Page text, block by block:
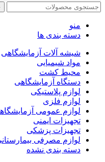
منو
دسته بندی ها
شیشه آلات آزمایشگاهی
مواد شیمیایی
محیط کشت
دستگاه آزمایشگاهی
لوازم پلاستیکی
لوازم فلزی
لوازم عمومی
تجهیزات ایمنی
تجهیزات پزشکی
لوازم مصرفی
دسته بندی نشده